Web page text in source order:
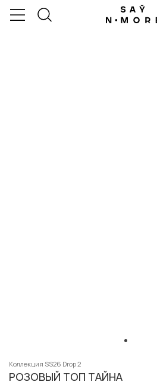
Коллекция SS26 Drop 2
РОЗОВЫЙ ТОП ТАЙНА